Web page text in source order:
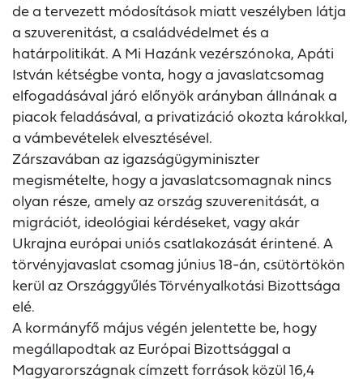
de a tervezett módosítások miatt veszélyben látja
a szuverenitást, a családvédelmet és a
határpolitikát. A Mi Hazánk vezérszónoka, Apáti
István kétségbe vonta, hogy a javaslatcsomag
elfogadásával járó előnyök arányban állnának a
piacok feladásával, a privatizáció okozta károkkal,
a vámbevételek elvesztésével.
Zárszavában az igazságügyminiszter
megismételte, hogy a javaslatcsomagnak nincs
olyan része, amely az ország szuverenitását, a
migrációt, ideológiai kérdéseket, vagy akár
Ukrajna európai uniós csatlakozását érintené. A
törvényjavaslat csomag június 18-án, csütörtökön
kerül az Országgyűlés Törvényalkotási Bizottsága
elé.
A kormányfő május végén jelentette be, hogy
megállapodtak az Európai Bizottsággal a
Magyarországnak címzett források közül 16,4